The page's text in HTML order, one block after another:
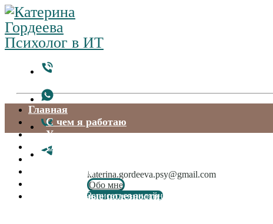
katerina.gordeeva.psy@gmail.com
Обо мне
Записаться онлайн
Главная
С чем я работаю
Услуги и цены
Отзывы
Квалификация
Контакты
Бесплатные полезности